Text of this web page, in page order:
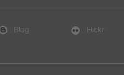
Blog Flickr